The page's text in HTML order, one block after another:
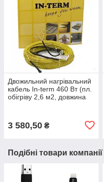
Двожильний нагрівальний
кабель In-term 460 Вт (пл.
обігріву 2,6 м2, довжина
3 580,50 ₴
Подібні товари компанії